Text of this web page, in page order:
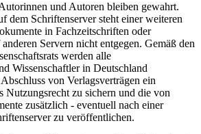
und Autoren bleiben gewahrt.
dem Schriftenserver steht einer weiteren
in Fachzeitschriften oder
Servern nicht entgegen. Gemäß den
werden alle
Wissenschaftler in Deutschland
von Verlagsverträgen ein
Nutzungsrecht zu sichern und die von
zusätzlich - eventuell nach einer
zu veröffentlichen.